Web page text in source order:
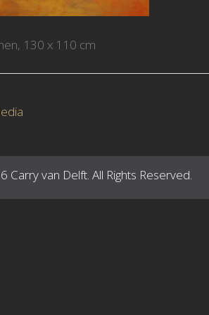
130 x 110 cm
Carry van Delft. All Rights Reserved.